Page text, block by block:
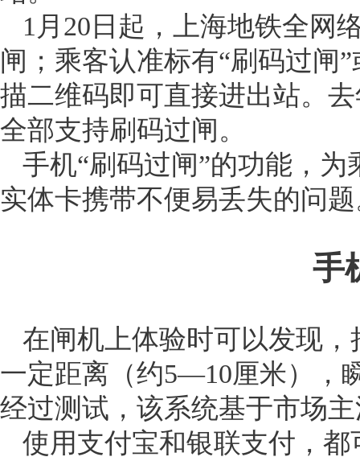
1月20日起，上海地铁全网
闸；乘客认准标有“刷码过闸
描二维码即可直接进出站。
全部支持刷码过闸。
手机“刷码过闸”的功能，
实体卡携带不便易丢失的问
手
在闸机上体验时可以发现
一定距离（约5—10厘米），
经过测试，该系统基于市场
使用支付宝和银联支付，都